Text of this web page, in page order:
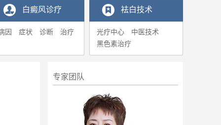
白癜风诊疗
因 症状 诊断 治疗
袪白技术
光疗中心
中医技术
黑色素治疗
专家团队